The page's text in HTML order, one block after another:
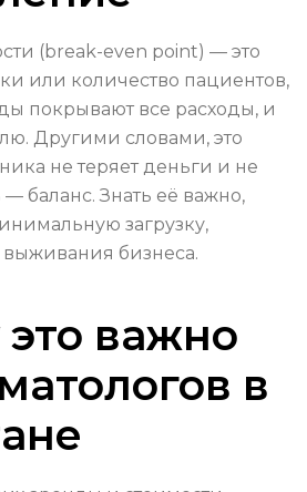
(break-even point) — это
или количество пациентов,
покрывают все расходы, и
Другими словами, это
не теряет деньги и не
баланс. Знать её важно,
загрузку,
бизнеса.
важно
в